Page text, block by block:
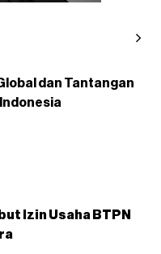
dan Tantangan
Izin Usaha BTPN